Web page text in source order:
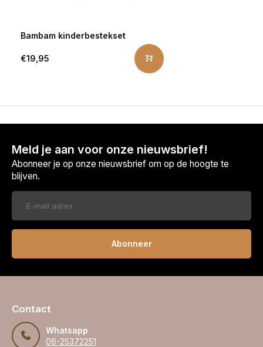
Bambam kinderbestekset
€19,95
Meld je aan voor onze nieuwsbrief!
Abonneer je op onze nieuwsbrief om op de hoogte te
blijven.
Abonneer
Contact
Whatsapp
06-25372251